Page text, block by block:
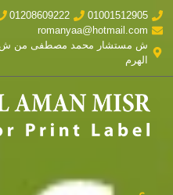
01001512905
01208609222
romanyaa@hotmail.com
ش مستشار محمد مصطفى من ش
الهرم